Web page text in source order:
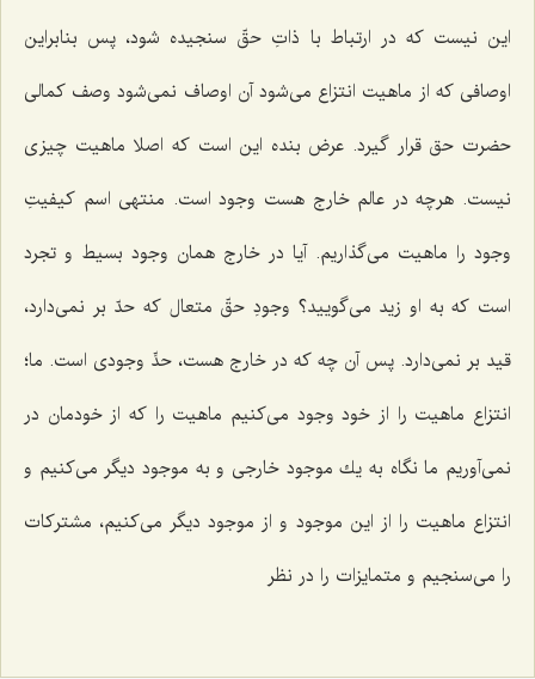
این نیست كه در ارتباط با ذاتِ حقّ سنجیده شود، پس بنابراین
اوصافى كه از ماهیت انتزاع مى‌شود آن اوصاف نمى‌شود وصف كمالى
حضرت حق قرار گیرد. عرض بنده این است كه اصلا ماهیت چیزى
نیست. هرچه در عالم خارج هست وجود است. منتهى اسم كیفیتِ
وجود را ماهیت مى‌گذاریم. آیا در خارج همان وجود بسیط و تجرد
است كه به او زید مى‌گویید؟ وجودِ حقّ متعال كه حدّ بر نمى‌دارد،
قید بر نمى‌دارد. پس آن چه كه در خارج هست، حدِّ وجودى است. ما؛
انتزاع ماهیت را از خود وجود مى‌كنیم ماهیت را كه از خودمان در
نمى‌آوریم ما نگاه به یك موجود خارجى و به موجود دیگر مى‌كنیم و
انتزاع ماهیت را از این موجود و از موجود دیگر مى‌كنیم، مشتركات
را مى‌سنجیم و متمایزات را در نظر